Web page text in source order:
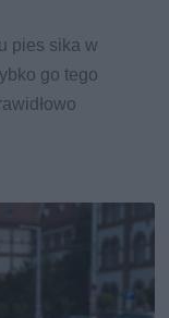
pies sika w
go tego